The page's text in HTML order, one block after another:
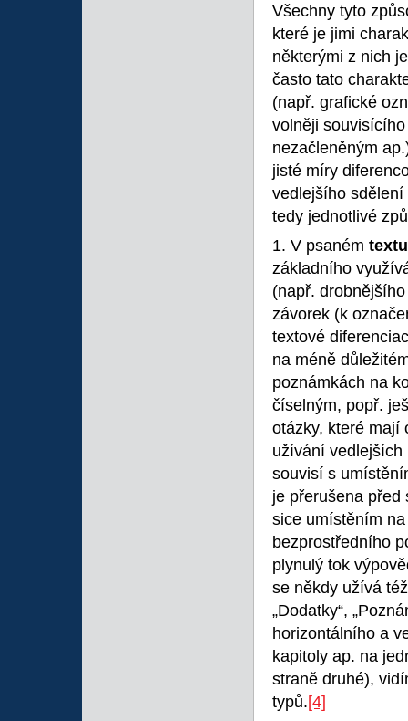
Všechny tyto
které je jimi
některými z nich
často tato
(např. grafické
volněji
nezačleněným
jisté míry
vedlejšího
tedy jednotlivé
1. V psaném textu
základního
(např.
závorek (k
textové
na méně
poznámkách na
číselným, popř.
otázky, které mají
užívání vedlejších
souvisí s
je přerušena před
sice umístěním
bezprostředního
plynulý tok
se někdy užívá
„Dodatky“,
horizontálního a
kapitoly ap. na
straně druhé),
typů.[4]